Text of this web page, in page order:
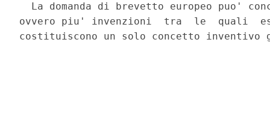
La domanda di brevetto europeo puo'
ovvero piu' invenzioni  tra  le  quali
costituiscono un solo concetto inventivo